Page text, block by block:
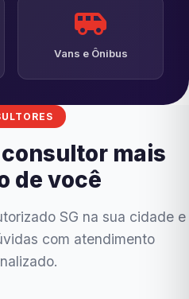
Vans e Ônibus
mais
de você
SG na sua cidade e
com atendimento